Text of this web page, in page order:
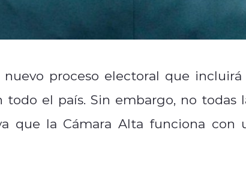
proceso electoral que incluirá
todo el país. Sin embargo, no todas
que la Cámara Alta funciona con